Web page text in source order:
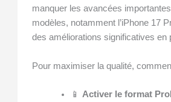
manquer les avancées
modèles, notamment l’iPhone 17
des améliorations significatives en
Pour maximiser la qualité,
📱 Activer le format